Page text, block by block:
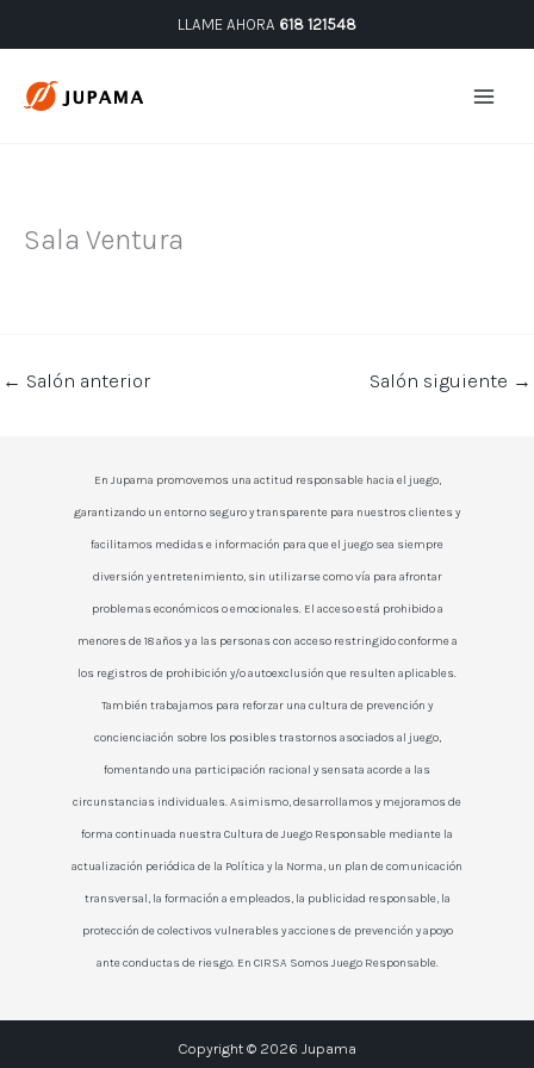
al
contenido
LLAME AHORA 618 121548
Sala Ventura
← Salón anterior Salón siguiente →
En Jupama promovemos una actitud responsable hacia el juego,
garantizando un entorno seguro y transparente para nuestros clientes y
facilitamos medidas e información para que el juego sea siempre
diversión y entretenimiento, sin utilizarse como vía para afrontar
problemas económicos o emocionales. El acceso está prohibido a
menores de 18 años y a las personas con acceso restringido conforme a
los registros de prohibición y/o autoexclusión que resulten aplicables.
También trabajamos para reforzar una cultura de prevención y
concienciación sobre los posibles trastornos asociados al juego,
fomentando una participación racional y sensata acorde a las
circunstancias individuales. Asimismo, desarrollamos y mejoramos de
forma continuada nuestra Cultura de Juego Responsable mediante la
actualización periódica de la Política y la Norma, un plan de comunicación
transversal, la formación a empleados, la publicidad responsable, la
protección de colectivos vulnerables y acciones de prevención y apoyo
ante conductas de riesgo. En CIRSA Somos Juego Responsable.
Copyright © 2026 Jupama